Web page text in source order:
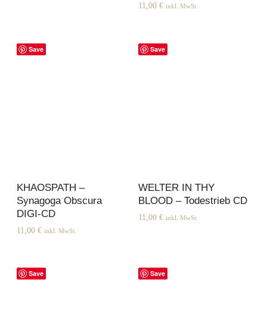
11,00 € inkl. MwSt.
Save
KHAOSPATH –
Synagoga Obscura
DIGI-CD
11,00 € inkl. MwSt.
Save
WELTER IN THY
BLOOD – Todestrieb CD
11,00 € inkl. MwSt.
Save Save